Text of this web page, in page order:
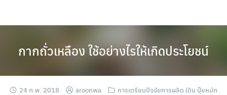
กากถั่วเหลือง ใช้อย่างไรให้เกิดประโยชน์
24 ก.พ. 2018 aroonwa
การเตรียมปัจจัยการผลิต (ดิน ปุ๋ยหมัก